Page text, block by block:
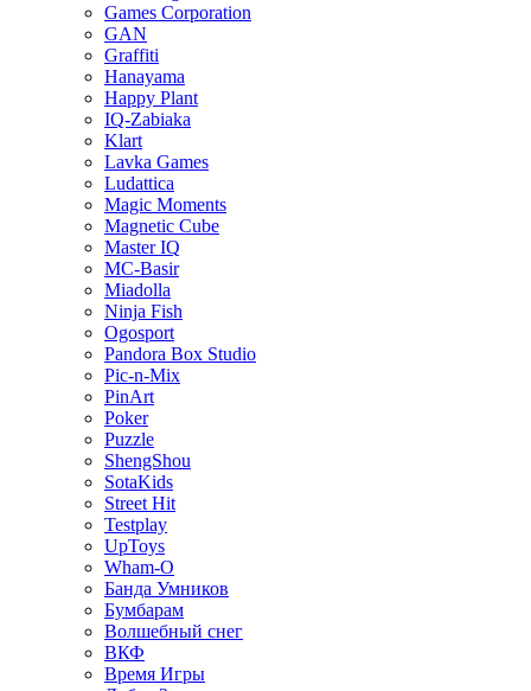
Games Corporation
GAN
Graffiti
Hanayama
Happy Plant
IQ-Zabiaka
Klart
Lavka Games
Ludattica
Magic Moments
Magnetic Cube
Master IQ
MC-Basir
Miadolla
Ninja Fish
Ogosport
Pandora Box Studio
Pic-n-Mix
PinArt
Poker
Puzzle
ShengShou
SotaKids
Street Hit
Testplay
UpToys
Wham-O
Банда Умников
Бумбарам
Волшебный снег
ВКФ
Время Игры